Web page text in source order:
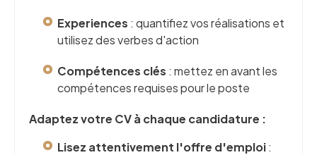
Experiences : quantifiez vos réalisations et
utilisez des verbes d'action
Compétences clés : mettez en avant les
compétences requises pour le poste
Adaptez votre CV à chaque candidature :
Lisez attentivement l'offre d'emploi: